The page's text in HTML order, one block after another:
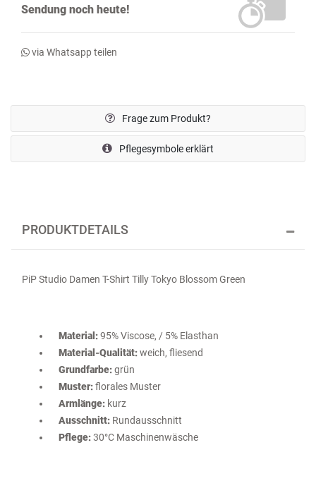
Sendung noch heute!
via Whatsapp teilen
Frage zum Produkt?
Pflegesymbole erklärt
PRODUKTDETAILS
PiP Studio Damen T-Shirt Tilly Tokyo Blossom Green
Material:95% Viscose, / 5% Elasthan
Material-Qualität:weich, fliesend
Grundfarbe:grün
Muster:florales Muster
Armlänge: kurz
Ausschnitt: Rundausschnitt
Pflege:30°C Maschinenwäsche